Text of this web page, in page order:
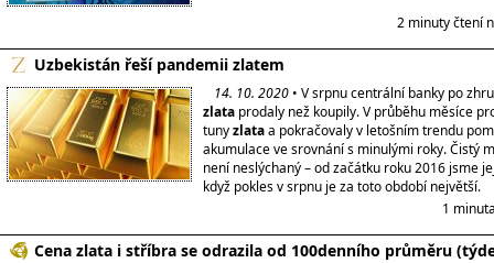
2 minuty čtení
Uzbekistán řeší pandemii zlatem
14. 10. 2020 • V srpnu centrální banky po
zlata prodaly než koupily. V průběhu měsíce
tunyzlataa pokračovaly v letošním trendu
akumulace ve srovnání s minulými roky. Čistý
není neslýchaný – od začátku roku 2016 jsme
když pokles v srpnu je za toto období největší.
1
Cena zlata i stříbra se odrazila od 100denního průměru